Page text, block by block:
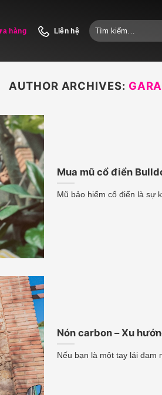
hàng Liên hệ
Tìm
kiếm:
AUTHOR ARCHIVES:
Mua mũ cổ điển
Mũ bảo hiểm cổ điển là sự
Nón carbon – Xu
Nếu bạn là một tay lái đam